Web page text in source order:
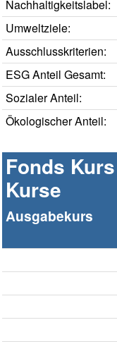
Nachhaltigkeitslabel:
Umweltziele:
Ausschlusskriterien:
ESG Anteil Gesamt:
Sozialer Anteil:
Ökologischer Anteil:
Fonds
Kurse
Ausgabekurs